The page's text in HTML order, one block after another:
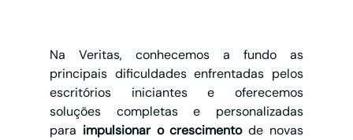
Na Veritas, conhecemos a fundo as
principais dificuldades enfrentadas pelos
escritórios iniciantes e oferecemos
soluções completas e personalizadas
para impulsionar o crescimento de novas